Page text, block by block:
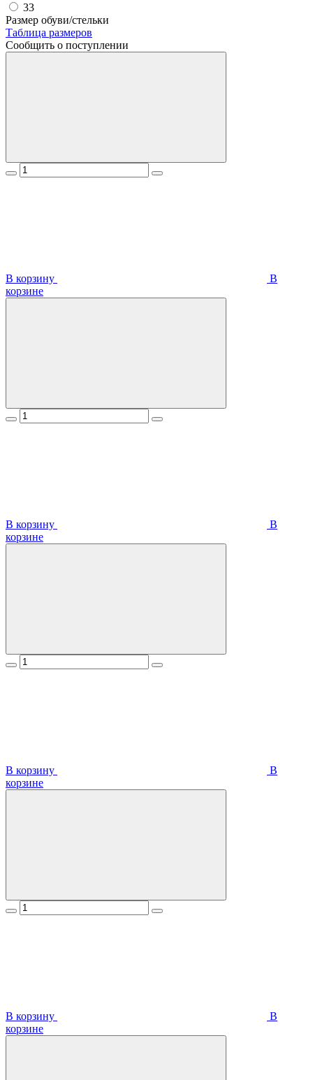
33
Размер обуви/стельки
Таблица размеров
Сообщить о поступлении
В корзину
В
корзинe
В корзину
В
корзинe
В корзину
В
корзинe
В корзину
В
корзинe